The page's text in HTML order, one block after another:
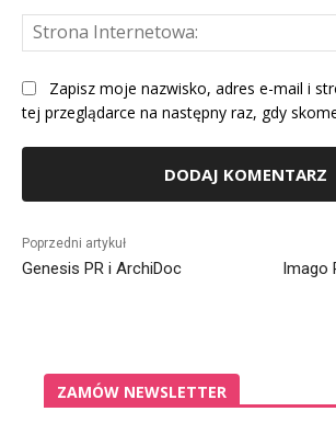
Zapisz moje nazwisko, adres e-mail i
tej przeglądarce na następny raz, gdy
Poprzedni artykuł
Genesis PR i ArchiDoc
Imago
ZAMÓW NEWSLETTER